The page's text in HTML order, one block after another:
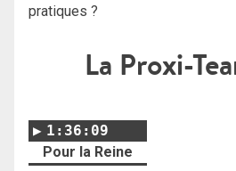
pratiques ?
La Proxi-
1:36:09
Pour la Reine